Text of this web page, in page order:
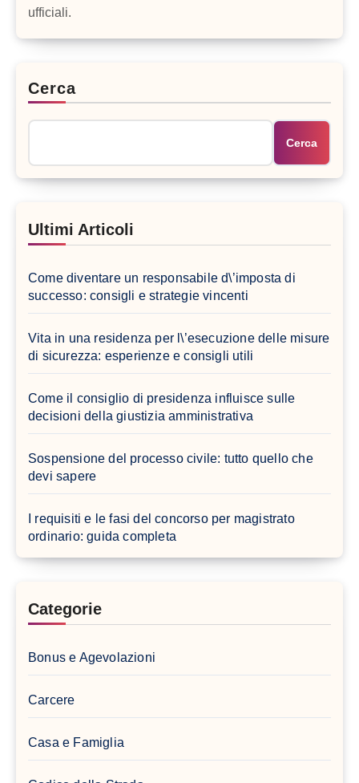
ufficiali.
Cerca
Cerca
Ultimi Articoli
Come diventare un responsabile d\’imposta di
successo: consigli e strategie vincenti
Vita in una residenza per l\’esecuzione delle misure
di sicurezza: esperienze e consigli utili
Come il consiglio di presidenza influisce sulle
decisioni della giustizia amministrativa
Sospensione del processo civile: tutto quello che
devi sapere
I requisiti e le fasi del concorso per magistrato
ordinario: guida completa
Categorie
Bonus e Agevolazioni
Carcere
Casa e Famiglia